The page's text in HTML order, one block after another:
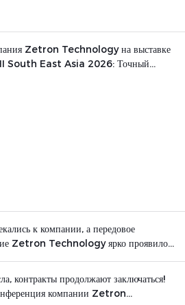
Zetron Technology на выставке
South East Asia 2026: Точный
к компании, а передовое
Zetron Technology ярко проявило
контракты продолжают заключаться!
компании Zetron